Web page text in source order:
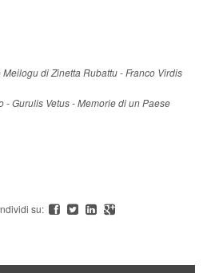
di Zinetta Rubattu - Franco Virdis
- Gurulis Vetus - Memorie di un Paese
su: